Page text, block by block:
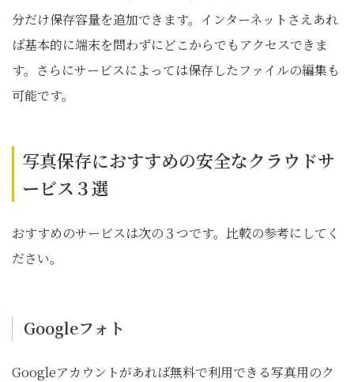
分だけ保存容量を追加できます。インターネットさえあれ
ば基本的に端末を問わずにどこからでもアクセスできま
す。さらにサービスによっては保存したファイルの編集も
可能です。
写真保存におすすめの安全なクラウドサ
ービス３選
おすすめのサービスは次の３つです。比較の参考にしてく
ださい。
Googleフォト
Googleアカウントがあれば無料で利用できる写真用のク